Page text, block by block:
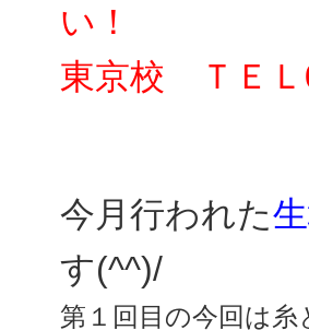
い！
東京校 ＴＥＬ
今月行われた
す(^^)/
第１回目の今回は